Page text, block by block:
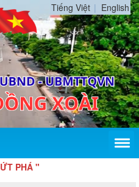
Tiếng Việt English
"